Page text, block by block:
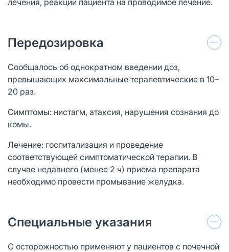
Передозировка
Сообщалось об однократном введении доз,
превышающих максимальные терапевтические в 10–
20 раз.
Симптомы: нистагм, атаксия, нарушения сознания до
комы.
Лечение: госпитализация и проведение
соответствующей симптоматической терапии. В
случае недавнего (менее 2 ч) приема препарата
необходимо провести промывание желудка.
Специальные указания
С осторожностью применяют у пациентов с почечной